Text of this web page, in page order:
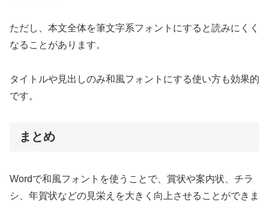
ただし、本文全体を筆文字系フォントにすると読みにくく
なることがあります。
タイトルや見出しのみ和風フォントにする使い方も効果的
です。
まとめ
Wordで和風フォントを使うことで、賞状や案内状、チラ
シ、年賀状などの見栄えを大きく向上させることができま